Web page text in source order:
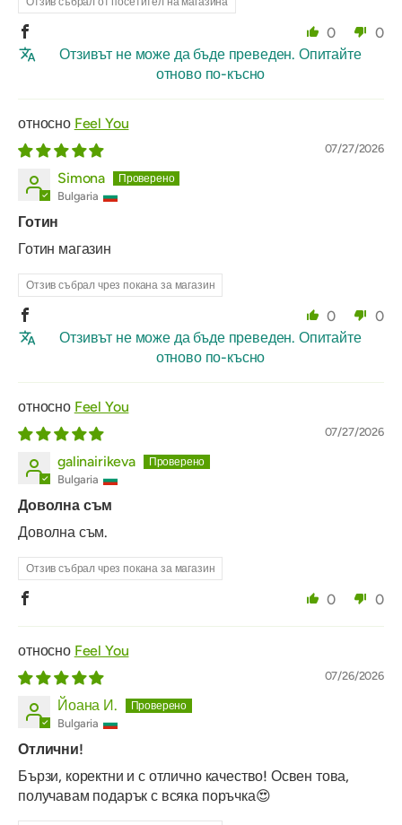
0
0
Отзивът не може да бъде преведен. Опитайте
отново по-късно
Feel You
07/27/2026
Simona
Bulgaria
Готин
Готин магазин
Отзив събрал чрез покана за магазин
0
0
Отзивът не може да бъде преведен. Опитайте
отново по-късно
Feel You
07/27/2026
galinairikeva
Bulgaria
Доволна съм
Доволна съм.
Отзив събрал чрез покана за магазин
0 0
Feel You
07/26/2026
Йоана И.
Bulgaria
Отлични!
Бързи, коректни и с отлично качество! Освен това,
получавам подарък с всяка поръчка😍